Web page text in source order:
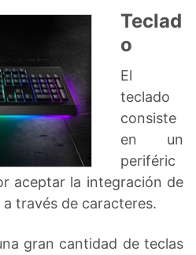
Teclad
o
El
teclado
consiste
en un
periféric
aceptar la integración de
través de caracteres.
gran cantidad de teclas